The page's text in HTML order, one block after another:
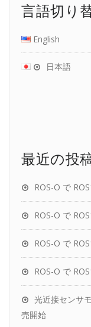
言語切り
English
日本語
最近の投
ROS-O で
ROS-O で
ROS-O で
ROS-O で
光近接センサ
売開始